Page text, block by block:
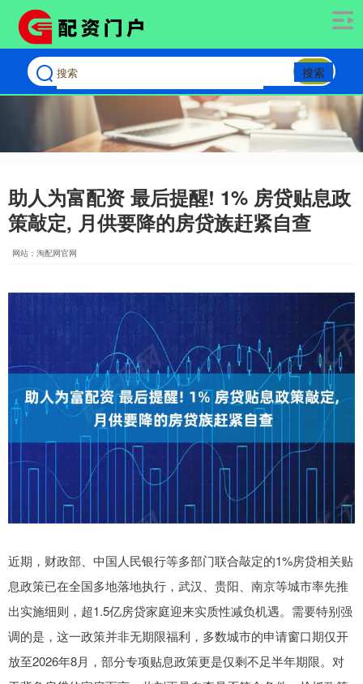
搜索
助人为富配资 最后提醒! 1% 房贷贴息政
策敲定, 月供要降的房贷族赶紧自查
网站：淘配网官网
近期，财政部、中国人民银行等多部门联合敲定的1%房贷相关贴
息政策已在全国多地落地执行，武汉、贵阳、南京等城市率先推
出实施细则，超1.5亿房贷家庭迎来实质性减负机遇。需要特别强
调的是，这一政策并非无期限福利，多数城市的申请窗口期仅开
放至2026年8月，部分专项贴息政策更是仅剩不足半年期限。对